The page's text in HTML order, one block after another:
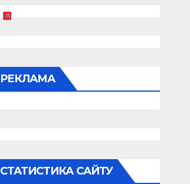
РЕКЛАМА
СТАТИСТИКА САЙТУ